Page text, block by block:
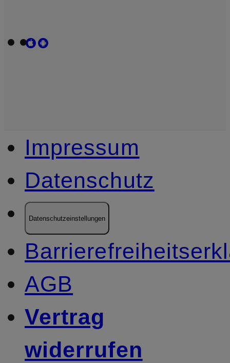
Impressum
Datenschutz
Datenschutzeinstellungen
AGB
Vertrag
widerrufen